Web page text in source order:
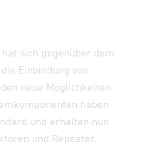
sich gegenüber dem
Einbindung von
neue Möglichkeiten
haben
und erhalten nun
und Repeater.